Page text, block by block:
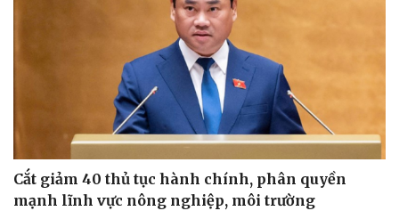
Cắt giảm 40 thủ tục hành chính, phân quyền
mạnh lĩnh vực nông nghiệp, môi trường